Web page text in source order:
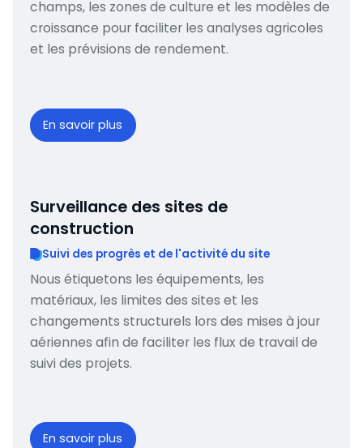
champs, les zones de culture et les modèles de
croissance pour faciliter les analyses agricoles
et les prévisions de rendement.
En savoir plus
Surveillance des sites de
construction
Suivi des progrès et de l'activité du site
Nous étiquetons les équipements, les
matériaux, les limites des sites et les
changements structurels lors des mises à jour
aériennes afin de faciliter les flux de travail de
suivi des projets.
En savoir plus